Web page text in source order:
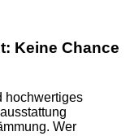
Keine Chance
hochwertiges
Wer